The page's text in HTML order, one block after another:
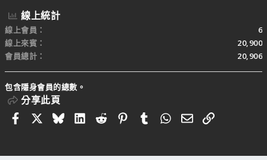
線上統計
線上會員
6
線上來賓
20,900
會員總計
20,906
包含隱身會員的總數。
分享此頁
FacebookBlueskyLinkedIn
RedditPinterestTumblrWhatsApp
電子郵件
連結